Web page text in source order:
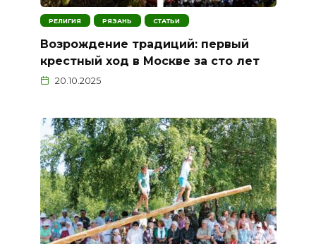
РЕЛИГИЯ РЯЗАНЬ СТАТЬИ
Возрождение традиций: первый
крестный ход в Москве за сто лет
20.10.2025